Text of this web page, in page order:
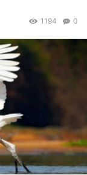
0
1194